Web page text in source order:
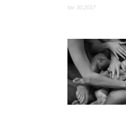
Ιαν 30,2017